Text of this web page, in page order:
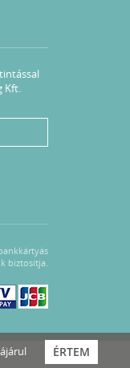
Kft.
biztosítja.
ÉRTEM